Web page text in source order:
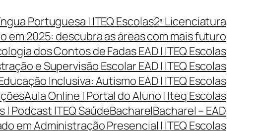
Portuguesa | ITEQ Escolas2ª Licenciatura
em 2025: descubra as áreas com mais futuro
dos Contos de Fadas EAD | ITEQ Escolas
e Supervisão Escolar EAD | ITEQ Escolas
Inclusiva: Autismo EAD | ITEQ Escolas
Aula Online | Portal do Aluno | Iteq Escolas
| Podcast ITEQ SaúdeBacharelBacharel – EAD
em Administração Presencial | ITEQ Escolas